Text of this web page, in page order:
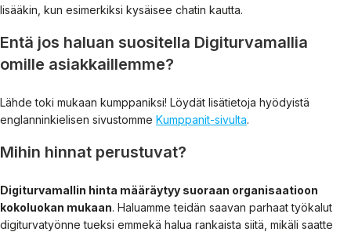
lisääkin, kun esimerkiksi kysäisee chatin kautta.
Entä jos haluan suositella Digiturvamallia
omille asiakkaillemme?
Lähde toki mukaan kumppaniksi! Löydät lisätietoja hyödyistä
englanninkielisen sivustomme Kumppanit-sivulta.
Mihin hinnat perustuvat?
Digiturvamallin hinta määräytyy suoraan organisaatioon
kokoluokan mukaan. Haluamme teidän saavan parhaat työkalut
digiturvatyönne tueksi emmekä halua rankaista siitä, mikäli saatte